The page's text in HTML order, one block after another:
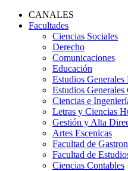
CANALES
Facultades
Ciencias Sociales
Derecho
Comunicaciones
Educación
Estudios Generales
Estudios Generales
Ciencias e
Letras y Ciencias
Gestión y Alta
Artes Escenicas
Facultad de
Facultad de
Ciencias Contables